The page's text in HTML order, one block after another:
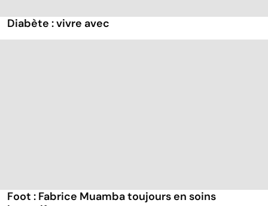
Diabète : vivre avec
Foot : Fabrice Muamba toujours en soins